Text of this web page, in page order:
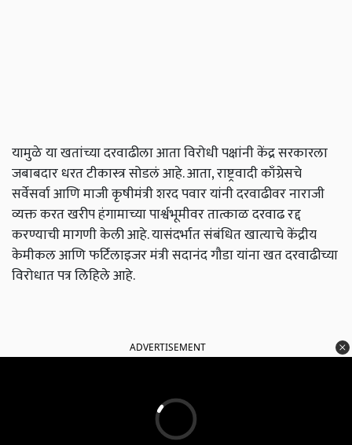
यामुळे या खतांच्या दरवाढीला आता विरोधी पक्षांनी केंद्र सरकारला
जबाबदार धरत टीकास्त्र सोडलं आहे. आता,राष्ट्रवादी काँग्रेसचे
सर्वेसर्वा आणि माजी कृषीमंत्री शरद पवार यांनी दरवाढीवर नाराजी
व्यक्त करत खरीप हंगामाच्या पार्श्वभूमीवर तात्काळ दरवाढ रद्द
करण्याची मागणी केली आहे. यासंदर्भात संबंधित खात्याचे केंद्रीय
केमीकल आणि फर्टिलाइजर मंत्री सदानंद गौडा यांना खत दरवाढीच्या
विरोधात पत्र लिहिले आहे.
ADVERTISEMENT